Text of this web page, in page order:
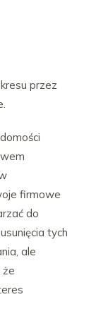
przez
firmowe
do
tych
ale
że